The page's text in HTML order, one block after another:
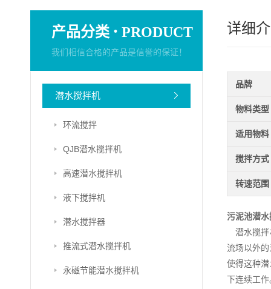
产品分类 · PRODUCT
我们相信合格的产品是信誉的保证！
潜水搅拌机
环流搅拌
QJB潜水搅拌机
高速潜水搅拌机
液下搅拌机
潜水搅拌器
推流式潜水搅拌机
永磁节能潜水搅拌机
详细
品牌
物料类型
适用物料
搅拌方式
转速范围
污泥池潜
潜水搅拌
流场以外
使得这种
下连续工